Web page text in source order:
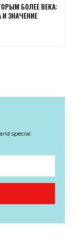
БОЛЕЕ ВЕКА:
ЗНАЧЕНИЕ
special